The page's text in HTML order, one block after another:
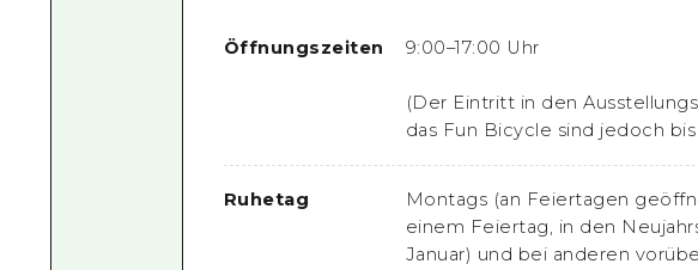
Öffnungszeiten 9:00–17:00 Uhr
(Der Eintritt in den
das Fun Bicycle sind jedoch bis
Ruhetag
Montags (an Feiertagen
einem Feiertag, in den
Januar) und bei anderen